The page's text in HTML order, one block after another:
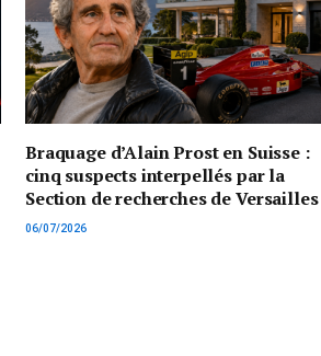
Braquage d’Alain Prost en Suisse :
cinq suspects interpellés par la
Section de recherches de Versailles
06/07/2026